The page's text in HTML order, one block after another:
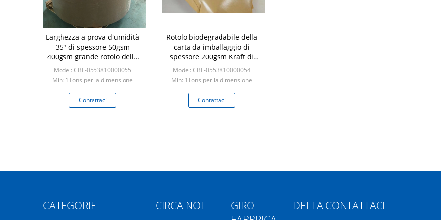
Larghezza a prova d'umidità
35" di spessore 50gsm
400gsm grande rotolo della
carta kraft
Model: CBL-0553810000055
Min: 1Tons per la dimensione
Contattaci
Rotolo biodegradabile della
carta da imballaggio di
spessore 200gsm Kraft di
lunghezza 3100m
Model: CBL-0553810000054
Min: 1Tons per la dimensione
Contattaci
CATEGORIE CIRCA NOI
GIRO DELLACONTATTACI